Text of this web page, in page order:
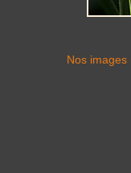
Nos